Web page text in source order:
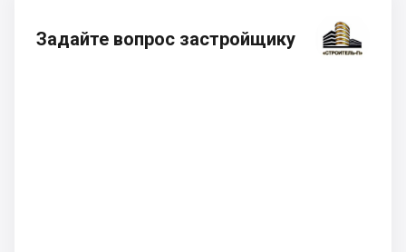
Задайте вопрос застройщику